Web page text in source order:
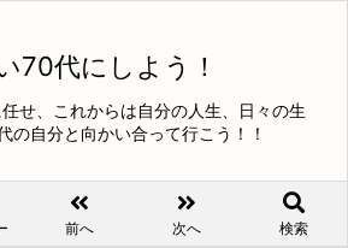
70代にしよう！
せ、これからは自分の人生、日々の生
の自分と向かい合って行こう！！
前へ 次へ 検索